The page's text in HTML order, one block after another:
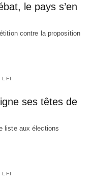
le pays s’en
contre la proposition
LFI
ses têtes de
liste aux élections
LFI